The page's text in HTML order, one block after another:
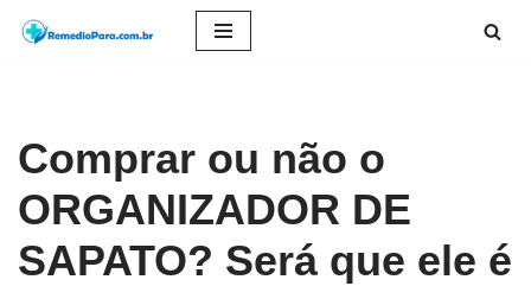
conteúdo
Comprar ou não o
ORGANIZADOR DE
SAPATO? Será que ele é